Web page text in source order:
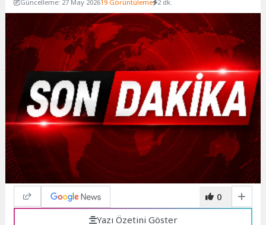
Güncelleme: 27 May 202619 Görüntüleme 2 dk.
0
Yazı Özetini Göster